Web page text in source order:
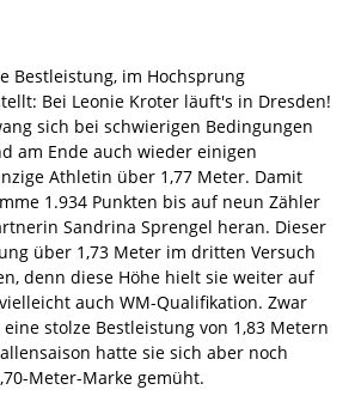
Bestleistung, im Hochsprung
Bei Leonie Kroter läuft's in Dresden!
sich bei schwierigen Bedingungen
am Ende auch wieder einigen
Athletin über 1,77 Meter. Damit
1.934 Punkten bis auf neun Zähler
Sandrina Sprengel heran. Dieser
über 1,73 Meter im dritten Versuch
denn diese Höhe hielt sie weiter auf
auch WM-Qualifikation. Zwar
stolze Bestleistung von 1,83 Metern
hatte sie sich aber noch
Meter-Marke gemüht.